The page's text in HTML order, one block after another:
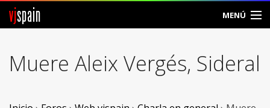
vjspain MENÚ
Foros
Muere Aleix Vergés, Sideral